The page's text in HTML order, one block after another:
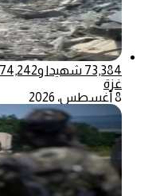
غزة
8 أغسطس، 2026